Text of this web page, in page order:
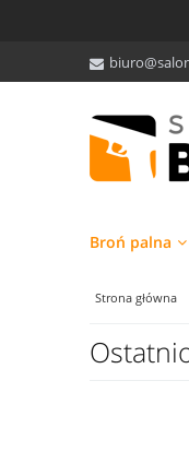
Broń palna
Strona główna